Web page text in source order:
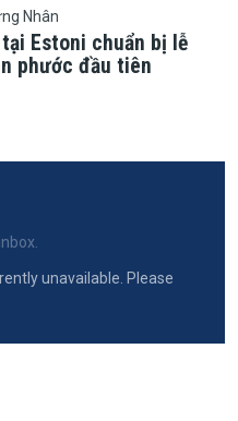
Nhân
Estoni chuẩn bị lễ
phước đầu tiên
unavailable. Please